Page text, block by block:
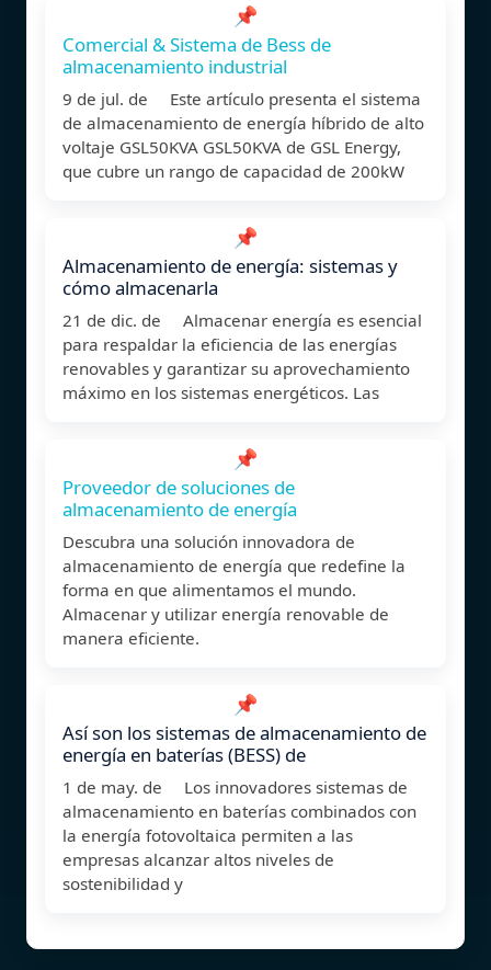
📌
Comercial & Sistema de Bess de
almacenamiento industrial
9 de jul. de Este artículo presenta el sistema
de almacenamiento de energía híbrido de alto
voltaje GSL50KVA GSL50KVA de GSL Energy,
que cubre un rango de capacidad de 200kW
📌
Almacenamiento de energía: sistemas y
cómo almacenarla
21 de dic. de Almacenar energía es esencial
para respaldar la eficiencia de las energías
renovables y garantizar su aprovechamiento
máximo en los sistemas energéticos. Las
📌
Proveedor de soluciones de
almacenamiento de energía
Descubra una solución innovadora de
almacenamiento de energía que redefine la
forma en que alimentamos el mundo.
Almacenar y utilizar energía renovable de
manera eficiente.
📌
Así son los sistemas de almacenamiento de
energía en baterías (BESS) de
1 de may. de Los innovadores sistemas de
almacenamiento en baterías combinados con
la energía fotovoltaica permiten a las
empresas alcanzar altos niveles de
sostenibilidad y